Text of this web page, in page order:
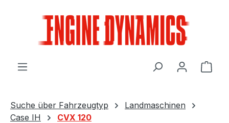
Le
Suche über Fahrzeugtyp
Landmaschinen
Case IH
CVX 120